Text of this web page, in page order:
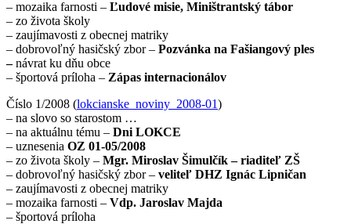
– mozaika farnosti – Ľudové misie, Miništrantský tábor
– zo života školy
– zaujímavosti z obecnej matriky
– dobrovoľný hasičský zbor – Pozvánka na Fašiangový ples
–návrat ku dňu obce
– športová príloha – Zápas internacionálov
Číslo 1/2008 (lokcianske_noviny_2008-01)
– na slovo so starostom …
– na aktuálnu tému – Dni LOKCE
– uznesenia OZ 01-05/2008
– zo života školy – Mgr. Miroslav Šimulčík – riaditeľ ZŠ
– dobrovoľný hasičský zbor – veliteľ DHZ Ignác Lipničan
– zaujímavosti z obecnej matriky
– mozaika farnosti – Vdp. Jaroslav Majda
– športová príloha